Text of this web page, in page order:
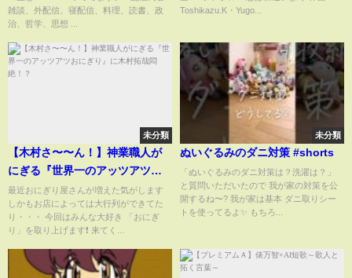
雑談、外配信、寝配信、料理、読書、政
治、哲学、思想 ...
Toshikazu.K・Yugo...
未分類
【木村さ〜〜ん！】神業職人が
にぎる『世界一のアッツアツお
にぎり』に木村拓哉悶絶！？
最近おにぎり屋さんが増えた気がします
しかもお店によっては大行列ができてた
り・・・ 今回はみんな大好き 「おにぎ
り」を取り上げます❗ 来てく...
未分類
ぬいぐるみのダニ対策 #shorts
「ぬいぐるみのダニ対策は？洗濯は？」
と質問いただいたので 我が家の対策を公
開するね〜? 我が家は基本 ダニ取りシー
トを使ってるよ✨ もちろ...